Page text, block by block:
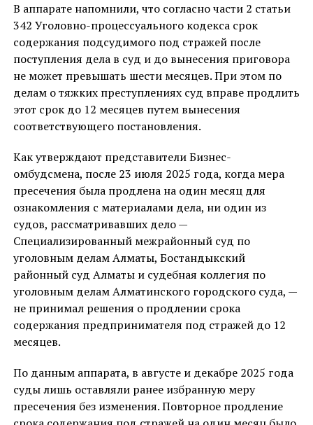
В аппарате напомнили, что согласно части 2 статьи
342 Уголовно-процессуального кодекса срок
содержания подсудимого под стражей после
поступления дела в суд и до вынесения приговора
не может превышать шести месяцев. При этом по
делам о тяжких преступлениях суд вправе продлить
этот срок до 12 месяцев путем вынесения
соответствующего постановления.
Как утверждают представители Бизнес-
омбудсмена, после 23 июля 2025 года, когда мера
пресечения была продлена на один месяц для
ознакомления с материалами дела, ни один из
судов, рассматривавших дело —
Специализированный межрайонный суд по
уголовным делам Алматы, Бостандыкский
районный суд Алматы и судебная коллегия по
уголовным делам Алматинского городского суда, —
не принимал решения о продлении срока
содержания предпринимателя под стражей до 12
месяцев.
По данным аппарата, в августе и декабре 2025 года
суды лишь оставляли ранее избранную меру
пресечения без изменения. Повторное продление